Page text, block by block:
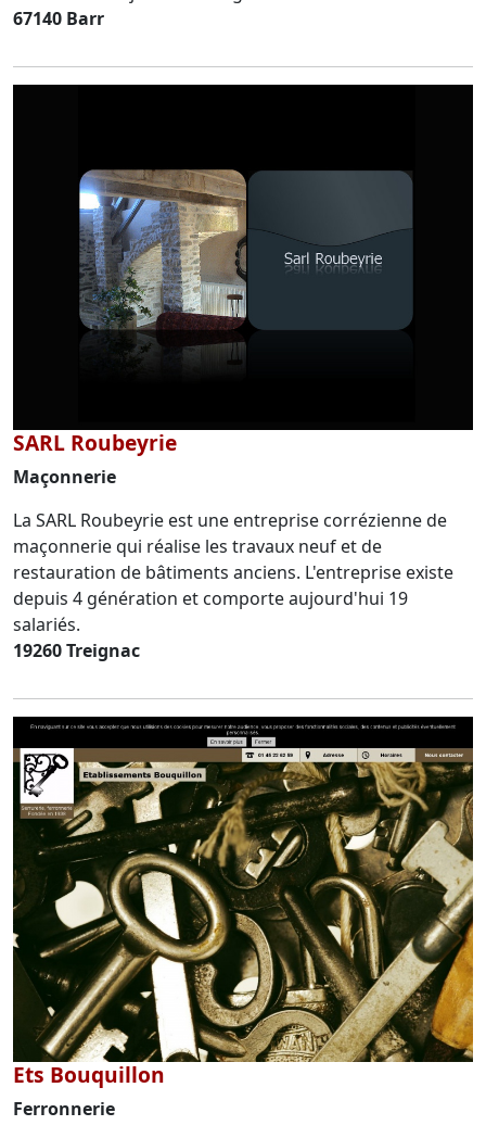
67140 Barr
SARL Roubeyrie
Maçonnerie
La SARL Roubeyrie est une entreprise corrézienne de
maçonnerie qui réalise les travaux neuf et de
restauration de bâtiments anciens. L'entreprise existe
depuis 4 génération et comporte aujourd'hui 19
salariés.
19260 Treignac
Ets Bouquillon
Ferronnerie